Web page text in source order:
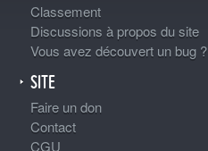
Classement
Discussions à propos du site
Vous avez découvert un bug ?
SITE
Faire un don
Contact
CGU